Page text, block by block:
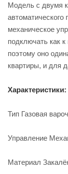
Модель с двумя
механическое
подключать как к
поэтому оно
квартиры, и для
Характеристики:
Тип Газовая
Управление
Материал